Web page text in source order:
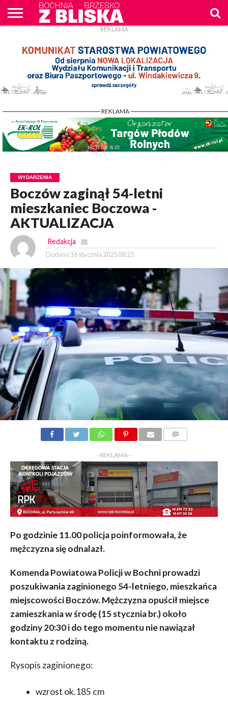
WPROST
REKLAM
- REKLAMA -
- REKLAMA -
WYDARZENIA
Boczów zaginął 54-letni
mieszkaniec Boczowa -
AKTUALIZACJA
Redakcja
Dodano 16 stycznia 2025 08:23
- REKLAMA -
Po godzinie 11.00 policja poinformowała, że
mężczyzna się odnalazł.
Komenda Powiatowa Policji w Bochni prowadzi
poszukiwania zaginionego 54-letniego, mieszkańca
miejscowości Boczów. Mężczyzna opuścił miejsce
zamieszkania w środę (15 stycznia br.) około
godziny 20:30 i do tego momentu nie nawiązał
kontaktu z rodziną.
Rysopis zaginionego:
wzrost ok.185 cm